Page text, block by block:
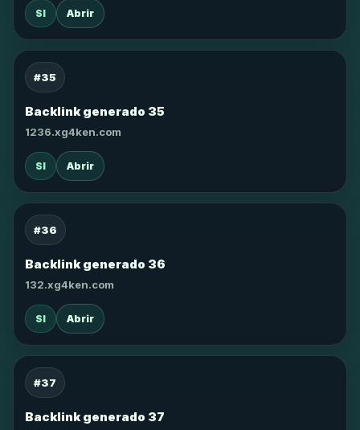
SI Abrir
#35
Backlink generado 35
1236.xg4ken.com
SI Abrir
#36
Backlink generado 36
132.xg4ken.com
SI Abrir
#37
Backlink generado 37